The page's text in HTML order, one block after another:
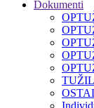
Dokumenti